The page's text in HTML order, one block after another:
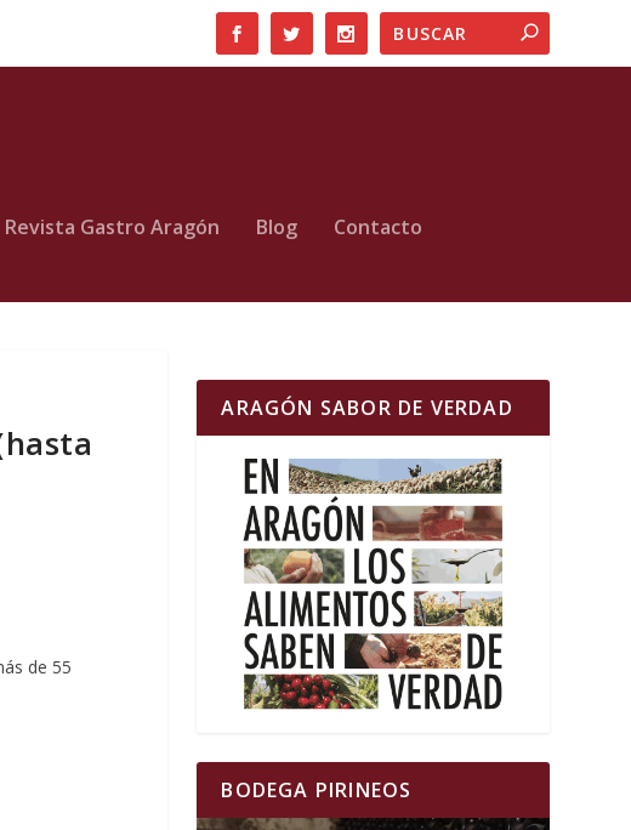
Revista Gastro Aragón Blog Contacto
de 55
ARAGÓN SABOR DE VERDAD
BODEGA PIRINEOS